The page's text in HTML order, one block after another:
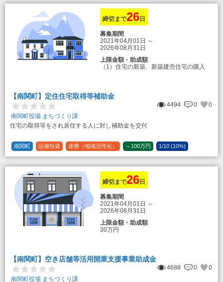
締切まで26 日
募集期間
2021年04月01日 ～
2026年08月31日
上限金額・助成額
（1）住宅の新築、新築建売住宅の購入
（2）中古住宅の購入 25万円
登録事業者利用の場合25万円加算（25
（3）住宅リフォーム 経費の20％の額
登録事業者利用の場合、経費の10%の
額を加算（限度額25万円） （最大で50万
円＋25万円加算＝75万円）
【南関町】定住住宅取得等補助金
4494 0
0
南関町役場 まちづくり課
住宅の取得等をされ居住する人に対し補助金を交付
南関町 設備投資 連携（地域活性化） ～100万円
1/10 (10%)
1/5 (20%)
定額
締切まで26 日
募集期間
2021年04月01日 ～
2026年08月31日
上限金額・助成額
30万円
【南関町】空き店舗等活用開業支援事業助成金
4688 0
0
南関町役場 まちづくり課